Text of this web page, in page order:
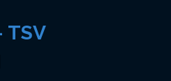
TSV